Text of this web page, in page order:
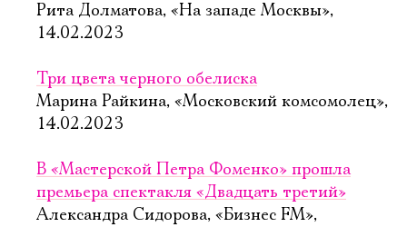
Рита Долматова, «На западе Москвы»,
14.02.2023
Три цвета черного обелиска
Марина Райкина, «Московский комсомолец»,
14.02.2023
В «Мастерской Петра Фоменко» прошла
премьера спектакля «Двадцать третий»
Александра Сидорова, «Бизнес FM»,